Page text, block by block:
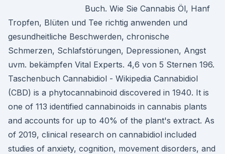
Buch. Wie Sie Cannabis Öl, Hanf
Tropfen, Blüten und Tee richtig anwenden und
gesundheitliche Beschwerden, chronische
Schmerzen, Schlafstörungen, Depressionen, Angst
uvm. bekämpfen Vital Experts. 4,6 von 5 Sternen 196.
Taschenbuch Cannabidiol - Wikipedia Cannabidiol
(CBD) is a phytocannabinoid discovered in 1940. It is
one of 113 identified cannabinoids in cannabis plants
and accounts for up to 40% of the plant's extract. As
of 2019, clinical research on cannabidiol included
studies of anxiety, cognition, movement disorders, and